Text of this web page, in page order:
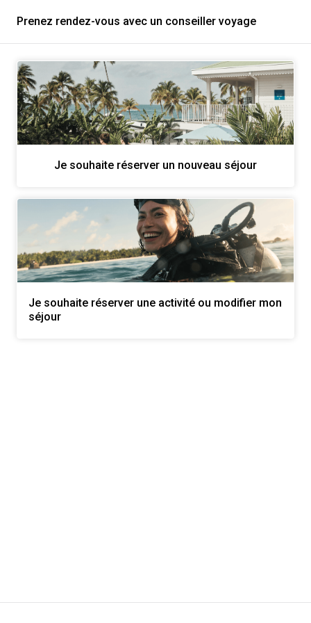
Prenez rendez-vous avec un conseiller voyage
Je souhaite réserver un nouveau séjour
Je souhaite réserver une activité ou modifier mon
séjour